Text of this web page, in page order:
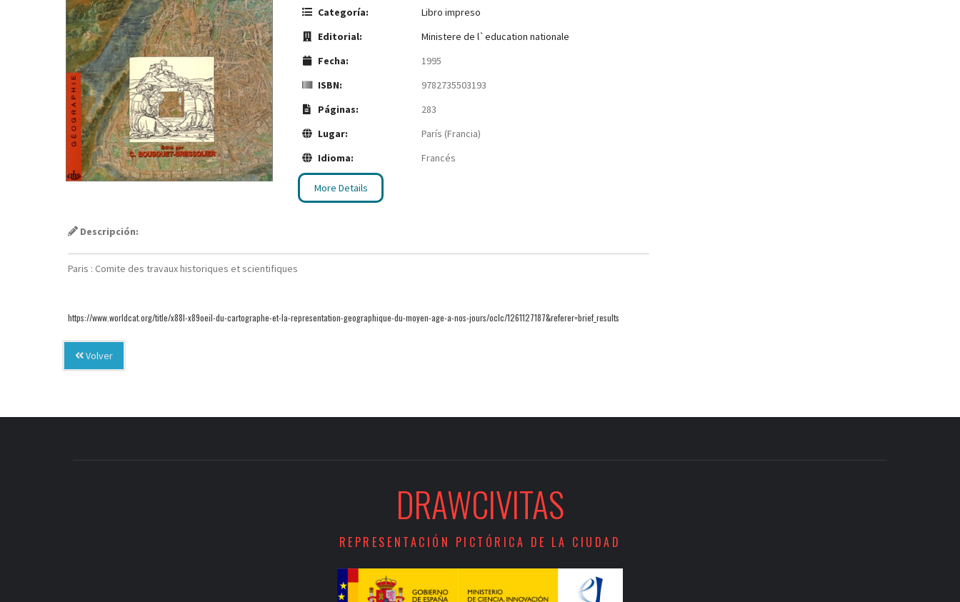
Categoría:
Libro impreso
Editorial:
Ministere de l`education nationale
Fecha:
1995
ISBN:
9782735503193
Páginas:
283
Lugar:
París (Francia)
Idioma:
Francés
More Details
Descripción:
Paris : Comite des travaux historiques et scientifiques
https://www.worldcat.org/title/x88l-x89oeil-du-cartographe-et-la-representation-geographique-du-moyen-age-a-nos-jours/oclc/1261127187&referer=brief_results
Volver
DRAWCIVITAS
REPRESENTACIÓN PICTÓRICA DE LA CIUDAD